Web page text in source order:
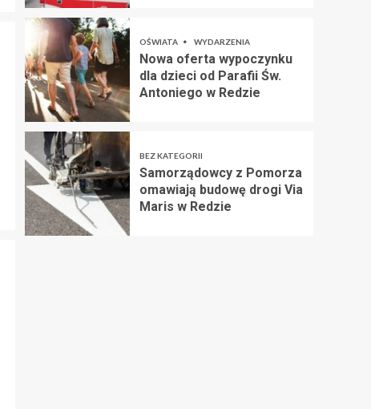
OŚWIATA WYDARZENIA
Nowa oferta wypoczynku
dla dzieci od Parafii Św.
Antoniego w Redzie
BEZ KATEGORII
Samorządowcy z Pomorza
omawiają budowę drogi Via
Maris w Redzie